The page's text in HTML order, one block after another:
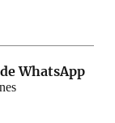
WhatsApp